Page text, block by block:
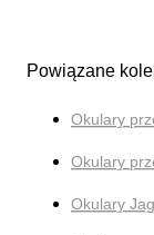
Powiązane
Okulary
Okulary
Okulary